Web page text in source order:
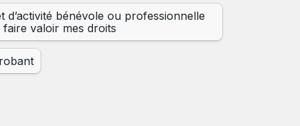
bénévole ou professionnelle
valoir mes droits